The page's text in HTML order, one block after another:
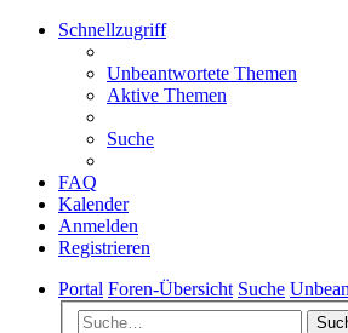
Schnellzugriff
Unbeantwortete Themen
Aktive Themen
Suche
FAQ
Kalender
Anmelden
Registrieren
Portal Foren-Übersicht Suche